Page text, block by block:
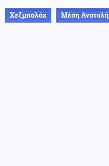
Χεζμπολάχ Μέση Ανατολή